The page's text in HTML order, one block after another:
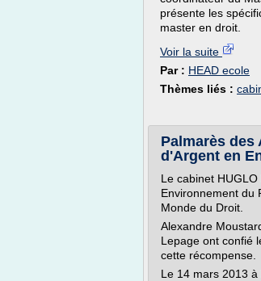
présente les
master en droit.
Voir la suite
Par : HEAD ecole
Thèmes liés :
Palmarès des
d'Argent en
Le cabinet
Environnement du
Monde du Droit.
Alexandre
Lepage ont confié
cette récompense.
Le 14 mars 2013